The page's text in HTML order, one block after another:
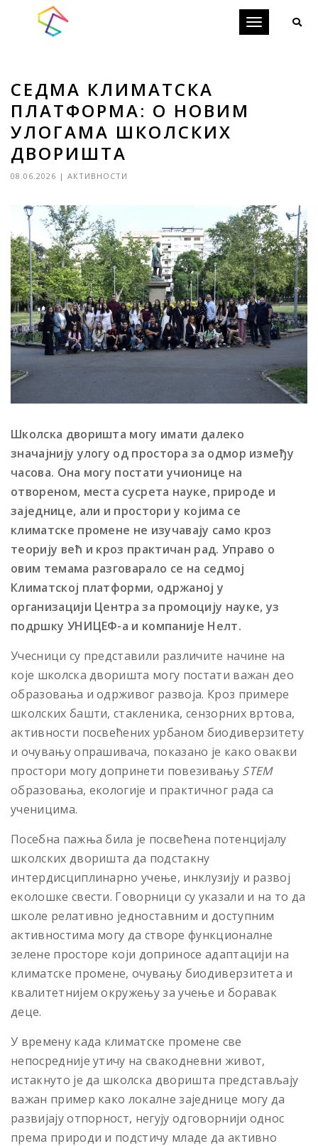
Toggle
СЕДМА КЛИМАТСКА
ПЛАТФОРМА: О НОВИМ
УЛОГАМА ШКОЛСКИХ
ДВОРИШТА
08.06.2026 | АКТИВНОСТИ
Школска дворишта могу имати далеко
значајнију улогу од простора за одмор између
часова. Она могу постати учионице на
отвореном, места сусрета науке, природе и
заједнице, али и простори у којима се
климатске промене не изучавају само кроз
теорију већ и кроз практичан рад. Управо о
овим темама разговарало се на седмој
Климатској платформи, одржаној у
организацији Центра за промоцију науке, уз
подршку УНИЦЕФ-а и компаније Нелт.
Учесници су представили различите начине на
које школска дворишта могу постати важан део
образовања и одрживог развоја. Кроз примере
школских башти, стакленика, сензорних вртова,
активности посвећених урбаном биодиверзитету
и очувању опрашивача, показано је како овакви
простори могу допринети повезивању STEM
образовања, екологије и практичног рада са
ученицима.
Посебна пажња била је посвећена потенцијалу
школских дворишта да подстакну
интердисциплинарно учење, инклузију и развој
еколошке свести. Говорници су указали и на то да
школе релативно једноставним и доступним
активностима могу да створе функционалне
зелене просторе који доприносе адаптацији на
климатске промене, очувању биодиверзитета и
квалитетнијем окружењу за учење и боравак
деце.
У времену када климатске промене све
непосредније утичу на свакодневни живот,
истакнуто је да школска дворишта представљају
важан пример како локалне заједнице могу да
развијају отпорност, негују одговорнији однос
према природи и подстичу младе да активно